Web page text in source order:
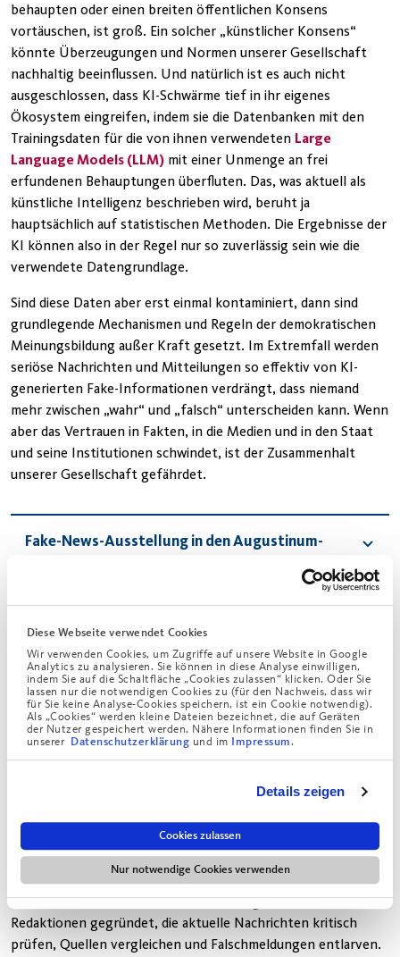
Diese Webseite verwendet Cookies
Wir verwenden Cookies, um Zugriffe auf unsere Website in Google
Analytics zu analysieren. Sie können in diese Analyse einwilligen,
indem Sie auf die Schaltfläche „Cookies zulassen“ klicken. Oder Sie
lassen nur die notwendigen Cookies zu (für den Nachweis, dass wir
für Sie keine Analyse-Cookies speichern, ist ein Cookie notwendig).
Als „Cookies“ werden kleine Dateien bezeichnet, die auf Geräten
der Nutzer gespeichert werden. Nähere Informationen finden Sie in
unserer Datenschutzerklärung und im Impressum.
Details zeigen
Cookies zulassen
Nur notwendige Cookies verwenden
behaupten oder einen breiten öffentlichen Konsens
vortäuschen, ist groß. Ein solcher „künstlicher Konsens“
könnte Überzeugungen und Normen unserer Gesellschaft
nachhaltig beeinflussen. Und natürlich ist es auch nicht
ausgeschlossen, dass KI-Schwärme tief in ihr eigenes
Ökosystem eingreifen, indem sie die Datenbanken mit den
Trainingsdaten für die von ihnen verwendeten Large
Language Models (LLM) mit einer Unmenge an frei
erfundenen Behauptungen überfluten. Das, was aktuell als
künstliche Intelligenz beschrieben wird, beruht ja
hauptsächlich auf statistischen Methoden. Die Ergebnisse der
KI können also in der Regel nur so zuverlässig sein wie die
verwendete Datengrundlage.
Sind diese Daten aber erst einmal kontaminiert, dann sind
grundlegende Mechanismen und Regeln der demokratischen
Meinungsbildung außer Kraft gesetzt. Im Extremfall werden
seriöse Nachrichten und Mitteilungen so effektiv von KI-
generierten Fake-Informationen verdrängt, dass niemand
mehr zwischen „wahr“ und „falsch“ unterscheiden kann. Wenn
aber das Vertrauen in Fakten, in die Medien und in den Staat
und seine Institutionen schwindet, ist der Zusammenhalt
unserer Gesellschaft gefährdet.
Fake-News-Ausstellung in den Augustinum-
Immerhin hat sich in den letzten Jahren einiges getan, um
Fake News und Falschinformationen zu bekämpfen. Mit dem
sogenannten AI Act wurde 2024 ein mächtiges Instrument
geschaffen, um den aggressiven Wildwuchs und die disruptiven
Auswirkungen der KI-Technologie zu regulieren. Hier geht es
etwa darum, eine digitale Kontrolle, wie sie in China mit „Social
Scoring“ schon üblich ist, zu verbieten. Das EU-Gesetz über
allem Verbrauchern mehr Rechte. Zudem werden große
Plattformen wie Google stärker kontrolliert und dürfen
beispielsweise keine
„Dark Patterns“verwenden, also Tricks,
mit denen Kunden irregeführt werden.
Viele Medienhäuser haben inzwischen eigene Faktencheck-
Redaktionen gegründet, die aktuelle Nachrichten kritisch
prüfen, Quellen vergleichen und Falschmeldungen entlarven.